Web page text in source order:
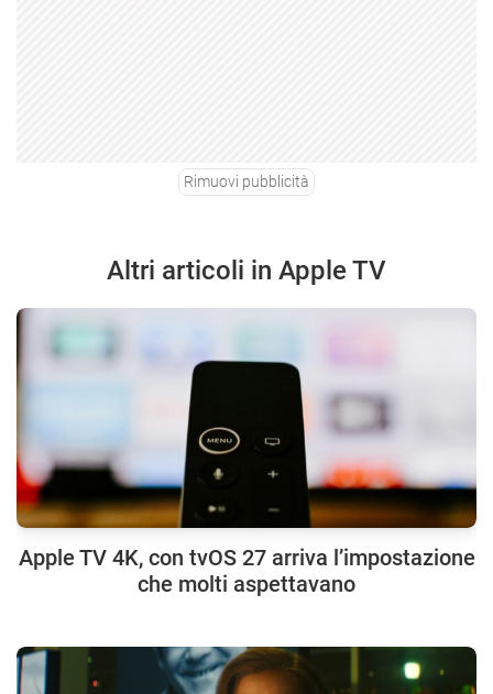
Rimuovi pubblicità
Altri articoli in Apple TV
Apple TV 4K, con tvOS 27 arriva l’impostazione
che molti aspettavano